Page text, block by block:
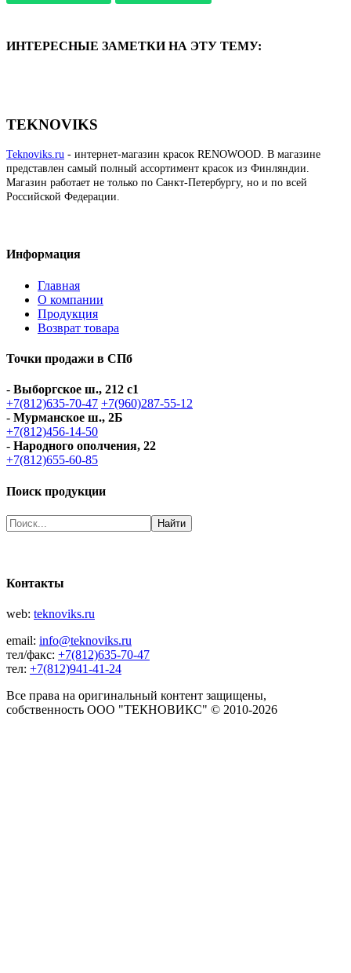
ИНТЕРЕСНЫЕ ЗАМЕТКИ НА ЭТУ ТЕМУ:
TEKNOVIKS
Teknoviks.ru - интернет-магазин красок RENOWOOD. В магазине
представлен самый полный ассортимент красок из Финляндии.
Магазин работает не только по Санкт-Петербургу, но и по всей
Российской Федерации.
Информация
Главная
О компании
Продукция
Возврат товара
Точки продажи в СПб
- Выборгское ш., 212 с1
+7(812)635-70-47 +7(960)287-55-12
- Мурманское ш., 2Б
+7(812)456-14-50
- Народного ополчения, 22
+7(812)655-60-85
Поиск продукции
Контакты
web: teknoviks.ru
email: info@teknoviks.ru
тел/факс: +7(812)635-70-47
тел: +7(812)941-41-24
Все права на оригинальный контент защищены,
собственность ООО "ТЕКНОВИКС" © 2010-2026